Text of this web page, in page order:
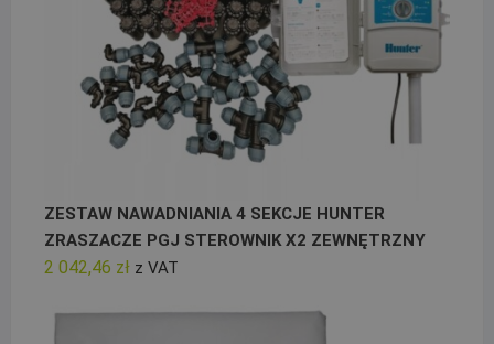
ZESTAW NAWADNIANIA 4 SEKCJE HUNTER
ZRASZACZE PGJ STEROWNIK X2 ZEWNĘTRZNY
2 042,46 zł z VAT